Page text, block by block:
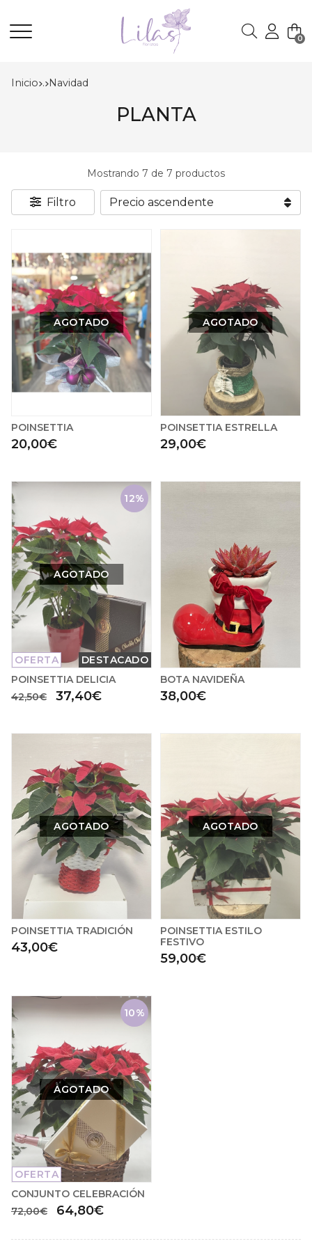
Buscar 0
Inicio . navidad
PLANTA
Mostrando 7 de 7 productos
Filtro
AGOTADO
POINSETTIA
20,00€
AGOTADO
POINSETTIA ESTRELLA
29,00€
12%
OFERTA DESTACADO
AGOTADO
POINSETTIA DELICIA
42,50€
37,40€
BOTA NAVIDEÑA
38,00€
AGOTADO
POINSETTIA TRADICIÓN
43,00€
AGOTADO
POINSETTIA ESTILO
FESTIVO
59,00€
10%
OFERTA
AGOTADO
CONJUNTO CELEBRACIÓN
72,00€
64,80€